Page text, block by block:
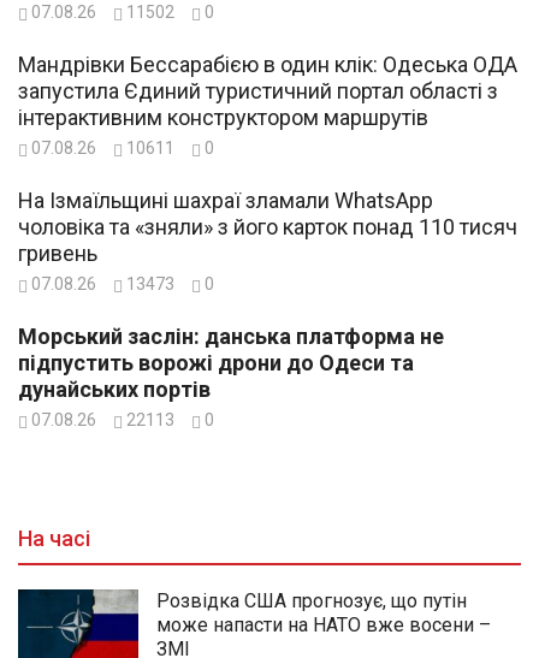
07.08.26 11502 0
Мандрівки Бессарабією в один клік: Одеська ОДА
запустила Єдиний туристичний портал області з
інтерактивним конструктором маршрутів
07.08.26 10611 0
На Ізмаїльщині шахраї зламали WhatsApp
чоловіка та «зняли» з його карток понад 110 тисяч
гривень
07.08.26 13473 0
Морський заслін: данська платформа не
підпустить ворожі дрони до Одеси та
дунайських портів
07.08.26 22113 0
На часі
Розвідка США прогнозує, що путін
може напасти на НАТО вже восени –
ЗМІ